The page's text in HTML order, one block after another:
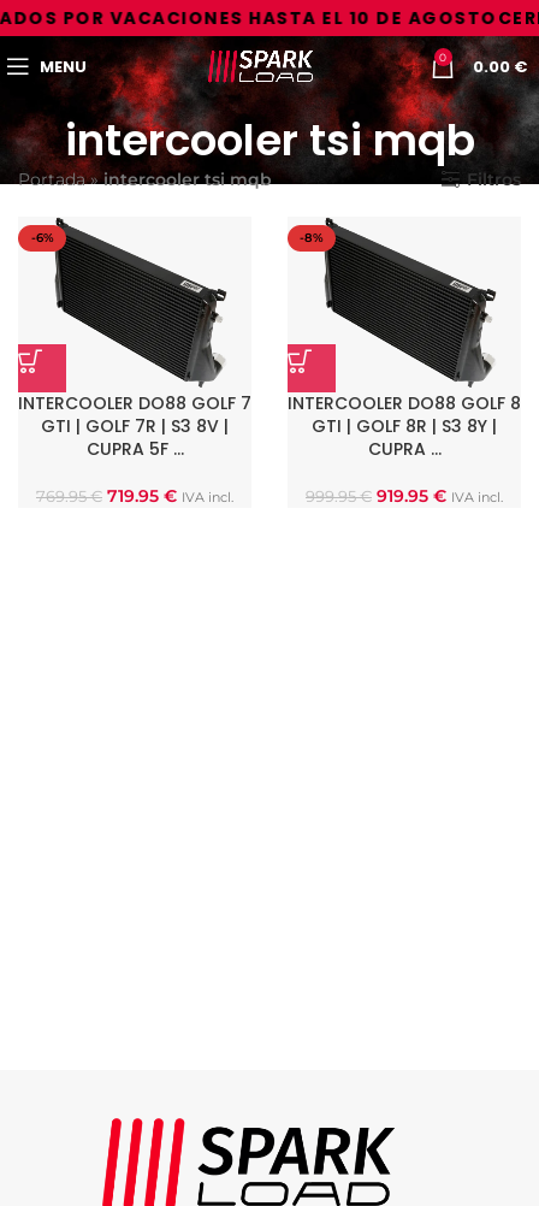
POR VACACIONES HASTA EL 10 DE AGOSTO
MENU 0 0.00€
intercooler tsi mqb
Portada»intercooler tsi mqb Filtros
-6%
INTERCOOLER DO88 GOLF 7
GTI | GOLF 7R | S3 8V |
CUPRA 5F …
769.95€ 719.95 € IVA incl.
-8%
INTERCOOLER DO88 GOLF 8
GTI | GOLF 8R | S3 8Y |
CUPRA …
999.95€ 919.95 € IVA incl.